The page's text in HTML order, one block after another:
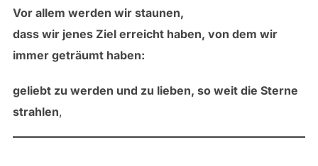
Vor allem werden wir staunen,
dass wir jenes Ziel erreicht haben, von dem wir
immer geträumt haben:
geliebt zu werden und zu lieben, so weit die Sterne
strahlen,